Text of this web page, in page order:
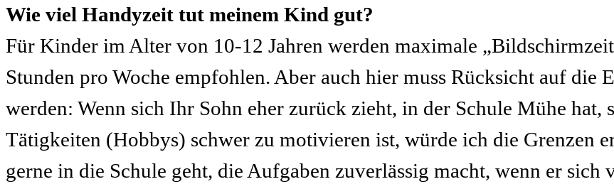
Wie viel Handyzeit tut meinem Kind gut?
Für Kinder im Alter von 10-12 Jahren werden maximale
Stunden pro Woche empfohlen. Aber auch hier muss Rücksicht auf die
werden: Wenn sich Ihr Sohn eher zurück zieht, in der Schule Mühe
Tätigkeiten (Hobbys) schwer zu motivieren ist, würde ich die Grenzen
gerne in die Schule geht, die Aufgaben zuverlässig macht, wenn er